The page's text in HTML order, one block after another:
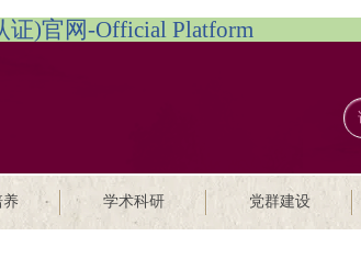
证)官网-Official Platform
养 学术科研 党群建设